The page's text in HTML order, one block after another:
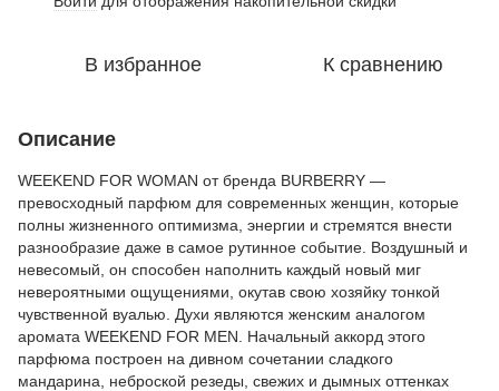
В избранное К сравнению
Описание
WEEKEND FOR WOMAN от бренда BURBERRY —
превосходный парфюм для современных женщин, которые
полны жизненного оптимизма, энергии и стремятся внести
разнообразие даже в самое рутинное событие. Воздушный и
невесомый, он способен наполнить каждый новый миг
невероятными ощущениями, окутав свою хозяйку тонкой
чувственной вуалью. Духи являются женским аналогом
аромата WEEKEND FOR MEN. Начальный аккорд этого
парфюма построен на дивном сочетании сладкого
мандарина, неброской резеды, свежих и дымных оттенках